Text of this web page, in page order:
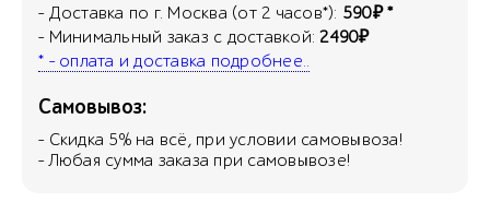
- Доставка по г. Москва (от 2 часов*): 590₽ *
- Минимальный заказ с доставкой:2490₽
* - оплата и доставка подробнее..
Самовывоз:
- Скидка 5% на всё, при условии самовывоза!
- Любая сумма заказа при самовывозе!